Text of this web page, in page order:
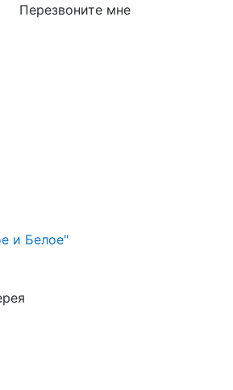
Перезвоните мне
и Белое"